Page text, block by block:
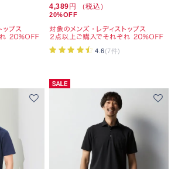
4,389円 （税込）
20%OFF
4.6(7件)